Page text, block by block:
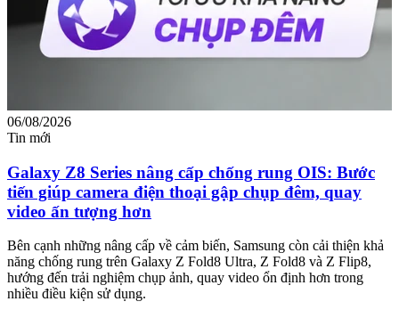
06/08/2026
Tin mới
Galaxy Z8 Series nâng cấp chống rung OIS: Bước
tiến giúp camera điện thoại gập chụp đêm, quay
video ấn tượng hơn
Bên cạnh những nâng cấp về cảm biến, Samsung còn cải thiện khả
năng chống rung trên Galaxy Z Fold8 Ultra, Z Fold8 và Z Flip8,
hướng đến trải nghiệm chụp ảnh, quay video ổn định hơn trong
nhiều điều kiện sử dụng.